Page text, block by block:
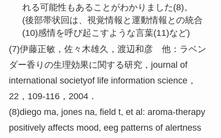
れる可能性もあることがわかりました(8)。
(後部帯状回は、視覚情報と運動情報との統合
(10)感情を呼び起こすような言葉(11)など)
(7)伊藤正敏，佐々木雄久，渡辺和彦 他：ラベン
ダー香りの生理効果に関する研究，journal of
international societyof life information science，
22，109-116，2004．
(8)diego ma, jones na, field t, et al: aroma-therapy
positively affects mood, eeg patterns of alertness